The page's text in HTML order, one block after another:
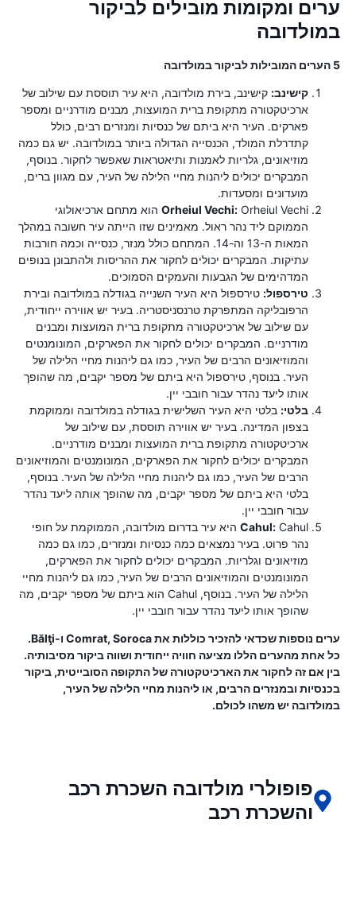
ערים ומקומות מובילים לביקור
במולדובה
5 הערים המובילות לביקור במולדובה
קישינב: קישינב, בירת מולדובה, היא עיר תוססת עם שילוב של
ארכיטקטורה מתקופת ברית המועצות, מבנים מודרניים ומספר
פארקים. העיר היא ביתם של כנסיות ומנזרים רבים, כולל
קתדרלת המולד, הכנסייה הגדולה ביותר במולדובה. יש גם כמה
מוזיאונים, גלריות לאמנות ותיאטראות שאפשר לחקור. בנוסף,
המבקרים יכולים ליהנות מחיי הלילה של העיר, עם מגוון ברים,
מועדונים ומסעדות.
Orheiul Vechi: Orheiul Vechi הוא מתחם ארכיאולוגי
הממוקם ליד נהר ראול. מאמינים שזו הייתה עיר חשובה במהלך
המאות ה-13 וה-14. המתחם כולל מנזר, כנסייה וכמה חורבות
עתיקות. המבקרים יכולים לחקור את ההריסות ולהתבונן בנופים
המדהימים של הגבעות והעמקים הסמוכים.
טירספול: טירספול היא העיר השנייה בגודלה במולדובה ובירת
הרפובליקה המתפרקת טרנסניסטריה. בעיר יש אווירה ייחודית,
עם שילוב של ארכיטקטורה מתקופת ברית המועצות ומבנים
מודרניים. המבקרים יכולים לחקור את הפארקים, המונומנטים
והמוזיאונים הרבים של העיר, כמו גם ליהנות מחיי הלילה של
העיר. בנוסף, טירספול היא ביתם של מספר יקבים, מה שהופך
אותו ליעד נהדר עבור חובבי יין.
בלטי: בלטי היא העיר השלישית בגודלה במולדובה וממוקמת
בצפון המדינה. בעיר יש אווירה תוססת, עם שילוב של
ארכיטקטורה מתקופת ברית המועצות ומבנים מודרניים.
המבקרים יכולים לחקור את הפארקים, המונומנטים והמוזיאונים
הרבים של העיר, כמו גם ליהנות מחיי הלילה של העיר. בנוסף,
בלטי היא ביתם של מספר יקבים, מה שהופך אותה ליעד נהדר
עבור חובבי יין.
Cahul: Cahul היא עיר בדרום מולדובה, הממוקמת על חופי
נהר פרוט. בעיר נמצאים כמה כנסיות ומנזרים, כמו גם כמה
מוזיאונים וגלריות. המבקרים יכולים לחקור את הפארקים,
המונומנטים והמוזיאונים הרבים של העיר, כמו גם ליהנות מחיי
הלילה של העיר. בנוסף, Cahul הוא ביתם של מספר יקבים, מה
שהופך אותו ליעד נהדר עבור חובבי יין.
ערים נוספות שכדאי להזכיר כוללות את Comrat, Soroca ו-Bălţi.
כל אחת מהערים הללו מציעה חוויה ייחודית ושווה ביקור מסיבותיה.
בין אם זה לחקור את הארכיטקטורה של התקופה הסובייטית, ביקור
בכנסיות ובמנזרים הרבים, או ליהנות מחיי הלילה של העיר,
במולדובה יש משהו לכולם.
פופולרי מולדובה השכרת רכב
והשכרת רכב